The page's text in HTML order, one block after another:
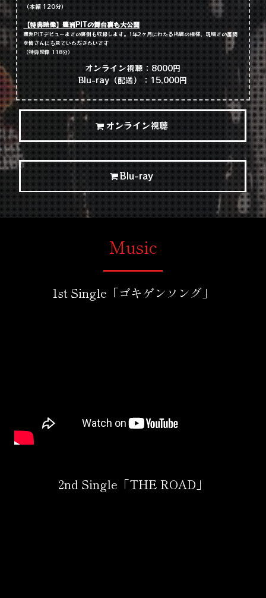
（本編 120分）
【特典映像】豊洲PITの舞台裏も大公開
豊洲PITデビューまでの裏側も収録します。1年2ヶ月にわたる挑戦の模様、現場での奮闘
を皆さんにも見ていただきたいです
（特典映像 118分）
オンライン視聴：8000円
Blu-ray（配送）：15,000円
オンライン視聴
Blu-ray
Music
1st Single「ゴキゲンソング」
2nd Single「THE ROAD」